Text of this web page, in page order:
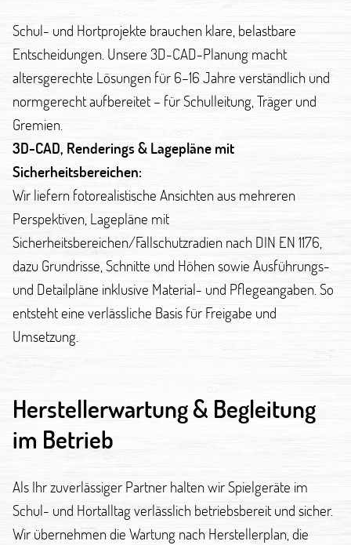
Schul- und Hortprojekte brauchen klare, belastbare
Entscheidungen. Unsere 3D-CAD-Planung macht
altersgerechte Lösungen für 6–16 Jahre verständlich und
normgerecht aufbereitet – für Schulleitung, Träger und
Gremien.
3D-CAD, Renderings & Lagepläne mit
Sicherheitsbereichen:
Wir liefern fotorealistische Ansichten aus mehreren
Perspektiven, Lagepläne mit
Sicherheitsbereichen/Fallschutzradien nach DIN EN 1176,
dazu Grundrisse, Schnitte und Höhen sowie Ausführungs-
und Detailpläne inklusive Material- und Pflegeangaben. So
entsteht eine verlässliche Basis für Freigabe und
Umsetzung.
Herstellerwartung & Begleitung
im Betrieb
Als Ihr zuverlässiger Partner halten wir Spielgeräte im
Schul- und Hortalltag verlässlich betriebsbereit und sicher.
Wir übernehmen die Wartung nach Herstellerplan, die